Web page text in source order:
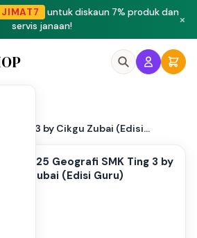
×
Ting 3 by Cikgu Zubai (Edisi...
PPT 2025 Geografi SMK Ting 3 by
Cikgu Zubai (Edisi Guru)